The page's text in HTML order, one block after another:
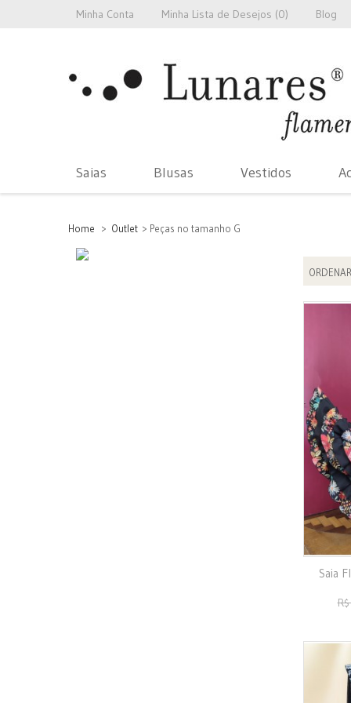
Minha Conta Minha Lista de Desejos (0) Blog
Saias Blusas Vestidos
Home > Outlet > Peças no tamanho G
Saia